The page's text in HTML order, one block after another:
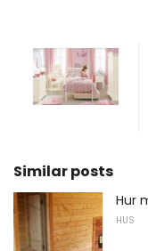
Similar posts
Hur
HUS